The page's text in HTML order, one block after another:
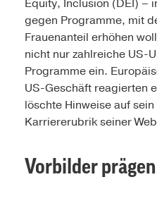
Equity, Inclusion (DEI) –
gegen Programme, mit
Frauenanteil erhöhen
nicht nur zahlreiche US-
Programme ein.
US-Geschäft reagierten
löschte Hinweise auf
Karriererubrik seiner
Vorbilder